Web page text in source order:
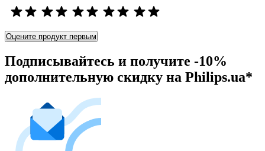
Оцените продукт первым
Подписывайтесь и получите -10%
дополнительную скидку на Philips.ua*